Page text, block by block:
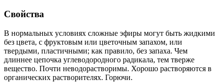
Свойства
В нормальных условиях сложные эфиры могут быть жидкими
без цвета, с фруктовым или цветочным запахом, или
твердыми, пластичными; как правило, без запаха. Чем
длиннее цепочка углеводородного радикала, тем тверже
вещество. Почти неводорастворимы. Хорошо растворяются в
органических растворителях. Горючи.